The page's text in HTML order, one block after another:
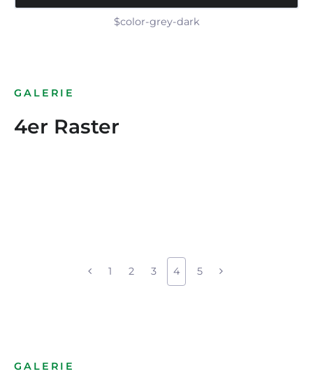
$color-grey-dark
GALERIE
4er Raster
1 2 3 4 5
GALERIE